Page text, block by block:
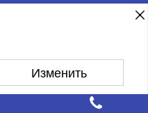
Изменить